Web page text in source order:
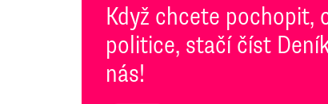
Když chcete pochopit,
politice, stačí číst
nás!